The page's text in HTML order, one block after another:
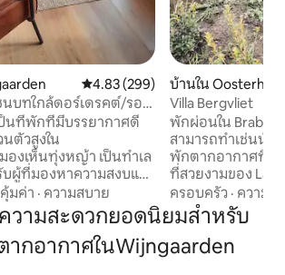
คะแนนเฉลี่ย 4.83 จาก 5, 299 รีวิว
4.83 (299)
นบทใกล้ดอร์เดรคต์/รอต
ป็นที่พักที่มีบรรยากาศดี
ตัวสูงใน
องเห็นทุ่งหญ้า เป็นทำเล
ผู้ที่มองหาความสงบและ
ม Dordrecht,
Rotterdam (รถบัส
Utrecht อยู่ใกล้ๆ สถานี
ป 4 กม. ดังนั้นจึงสามารถ
ธารณะได้ด้วย มีทาง
มค่า · ความสบาย
บ้านใน
Villa Bergvliet
พักผ่อนใน
สามารถทำเช่นนั้น
พักตากอากาศที่ยั่
ที่สวยงามของ
จากเตียงของคุณ!
ธรรมชาตินี้คุณจะเ
ปั่นจักรยานและเดิ
เลือกพักผ่อนทั้งวัน
ใกล้ๆ เมื่อรวมกับก
ครอบครัว · ความคุ้
วามสะดวกยอดนิยมสำหรับ
กอากาศในWijngaarden